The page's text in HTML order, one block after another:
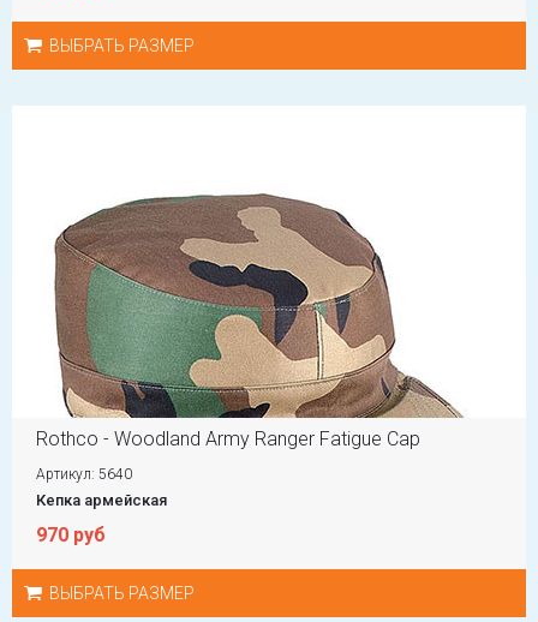
ВЫБРАТЬ РАЗМЕР
Rothco - Woodland Army Ranger Fatigue Cap
Артикул: 5640
Кепка армейская
970 руб
ВЫБРАТЬ РАЗМЕР